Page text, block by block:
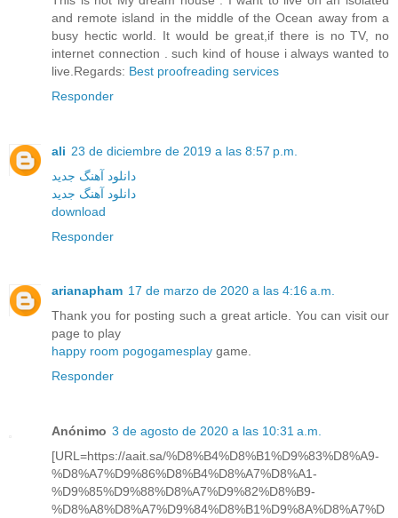
and remote island in the middle of the Ocean away from a
busy hectic world. It would be great,if there is no TV, no
internet connection . such kind of house i always wanted to
live.Regards: Best proofreading services
Responder
ali 23 de diciembre de 2019 a las 8:57 p.m.
دانلود آهنگ جدید
دانلود آهنگ جدید
download
Responder
arianapham 17 de marzo de 2020 a las 4:16 a.m.
Thank you for posting such a great article. You can visit our
page to play
happy room pogogamesplay game.
Responder
Anónimo 3 de agosto de 2020 a las 10:31 a.m.
[URL=https://aait.sa/%D8%B4%D8%B1%D9%83%D8%A9-
%D8%A7%D9%86%D8%B4%D8%A7%D8%A1-
%D9%85%D9%88%D8%A7%D9%82%D8%B9-
%D8%A8%D8%A7%D9%84%D8%B1%D9%8A%D8%A7%D